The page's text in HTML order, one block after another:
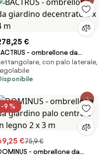
€
- ombrellone da
decentrato 3 x 4 m
con palo laterale,
-9 %
€75,9 €
- ombrellone da